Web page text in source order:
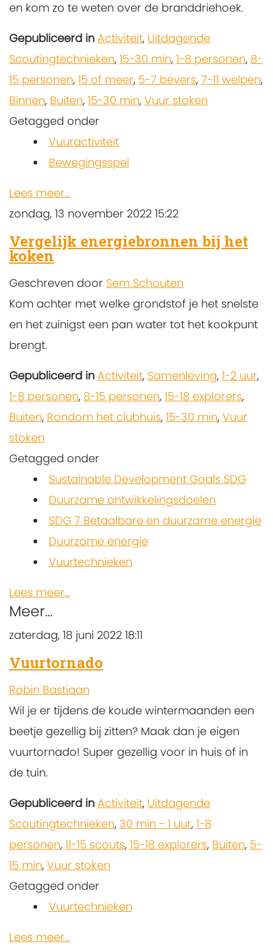
en kom zo te weten over de branddriehoek.
Gepubliceerd in Activiteit, Uitdagende
Scoutingtechnieken, 15-30 min, 1-8 personen, 8-
15 personen, 15 of meer, 5-7 bevers, 7-11 welpen,
Binnen, Buiten, 15-30 min, Vuur stoken
Getagged onder
Vuuractiviteit
Bewegingsspel
Lees meer...
zondag, 13 november 2022 15:22
Vergelijk energiebronnen bij het
koken
Geschreven door Sem Schouten
Kom achter met welke grondstof je het snelste
en het zuinigst een pan water tot het kookpunt
brengt.
Gepubliceerd in Activiteit, Samenleving, 1-2 uur,
1-8 personen, 8-15 personen, 15-18 explorers,
Buiten, Rondom het clubhuis, 15-30 min, Vuur
stoken
Getagged onder
Sustainable Development Goals SDG
Duurzame ontwikkelingsdoelen
SDG 7 Betaalbare en duurzame energie
Duurzame energie
Vuurtechnieken
Lees meer...
Meer...
zaterdag, 18 juni 2022 18:11
Vuurtornado
Robin Bastiaan
Wil je er tijdens de koude wintermaanden een
beetje gezellig bij zitten? Maak dan je eigen
vuurtornado! Super gezellig voor in huis of in
de tuin.
Gepubliceerd in Activiteit, Uitdagende
Scoutingtechnieken, 30 min - 1 uur, 1-8
personen, 11-15 scouts, 15-18 explorers, Buiten, 5-
15 min, Vuur stoken
Getagged onder
Vuurtechnieken
Lees meer...